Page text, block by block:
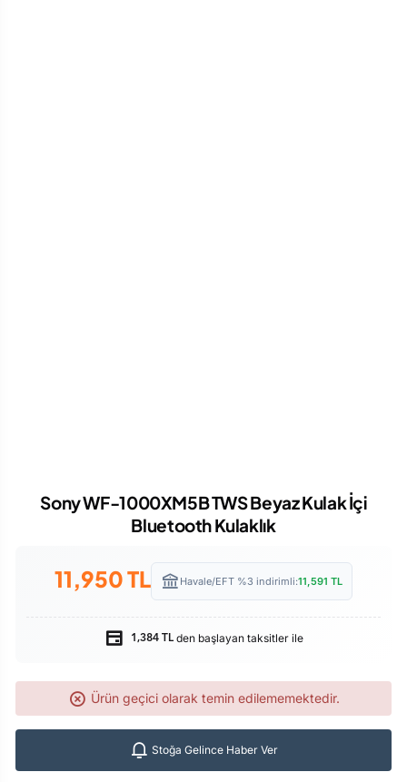
Sony WF-1000XM5B TWS Beyaz Kulak İçi
Bluetooth Kulaklık
11,950TL Havale/EFT %3 indirimli:11,591 TL
1,384 TLden başlayan taksitler ile
Ürün geçici olarak temin edilememektedir.
Stoğa Gelince Haber Ver